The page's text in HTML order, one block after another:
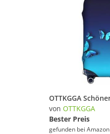
von OTTKGGA
Bester Preis
gefunden bei Amazon